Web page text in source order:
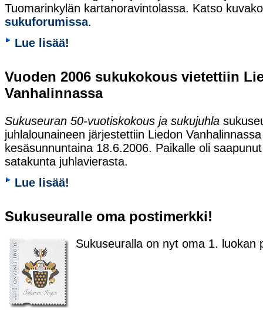
Tuomarinkylän kartanoravintolassa. Katso
sukuforumissa.
Lue lisää!
Vuoden 2006 sukukokous vietettiin
Vanhalinnassa
Sukuseuran 50-vuotiskokous ja sukujuhla
juhlalounaineen järjestettiin Liedon
kesäsunnuntaina 18.6.2006. Paikalle oli
satakunta juhlavierasta.
Lue lisää!
Sukuseuralle oma postimerkki!
Sukuseuralla on nyt oma 1. luokan